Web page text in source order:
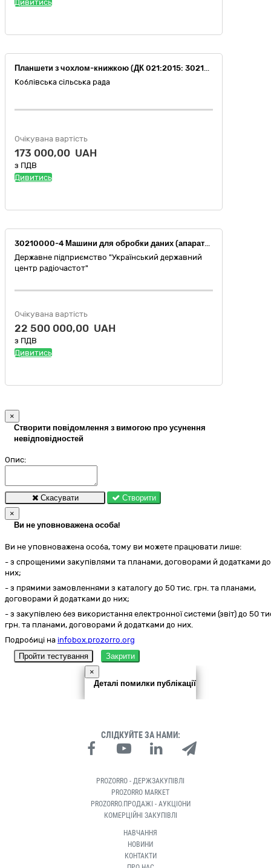
Дивитись
Планшети з чохлом-книжкою (ДК 021:2015: 30210000-4 -Машини для обробки даних (апаратна частина) (30213200-7 «Планшетні комп’ютери»)
Коблівська сільська рада
Очікувана вартість
173 000,00 UAH
з ПДВ
Дивитись
30210000-4 Машини для обробки даних (апаратна частина) (Серверне та телекомунікаційне обладнання ЦОД)
Державне підприємство "Український державний
центр радіочастот"
Очікувана вартість
22 500 000,00 UAH
з ПДВ
Дивитись
×
Створити повідомлення з вимогою про усунення
невідповідностей
Опис:
Скасувати
Створити
×
Ви не уповноважена особа!
Ви не уповноважена особа, тому ви можете працювати лише:
- з спрощеними закупівлями та планами, договорами й додатками до
них;
- з прямими замовленнями з каталогу до 50 тис. грн. та планами,
договорами й додатками до них;
- з закупівлею без використання електронної системи (звіт) до 50
грн. та планами, договорами й додатками до них.
Подробиці на infobox.prozorro.org
Пройти тестування
Закрити
×
Деталі помилки публікації
СЛІДКУЙТЕ ЗА НАМИ:
PROZORRO - ДЕРЖЗАКУПІВЛІ
PROZORRO MARKET
PROZORRO.ПРОДАЖІ - АУКЦІОНИ
КОМЕРЦІЙНІ ЗАКУПІВЛІ
НАВЧАННЯ
НОВИНИ
КОНТАКТИ